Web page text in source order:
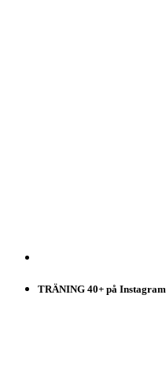
TRÄNING 40+ på Instagram